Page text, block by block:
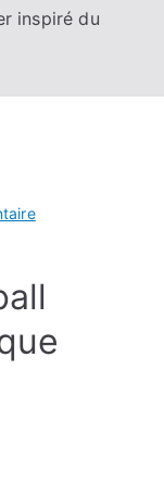
inspiré du
sur
ne